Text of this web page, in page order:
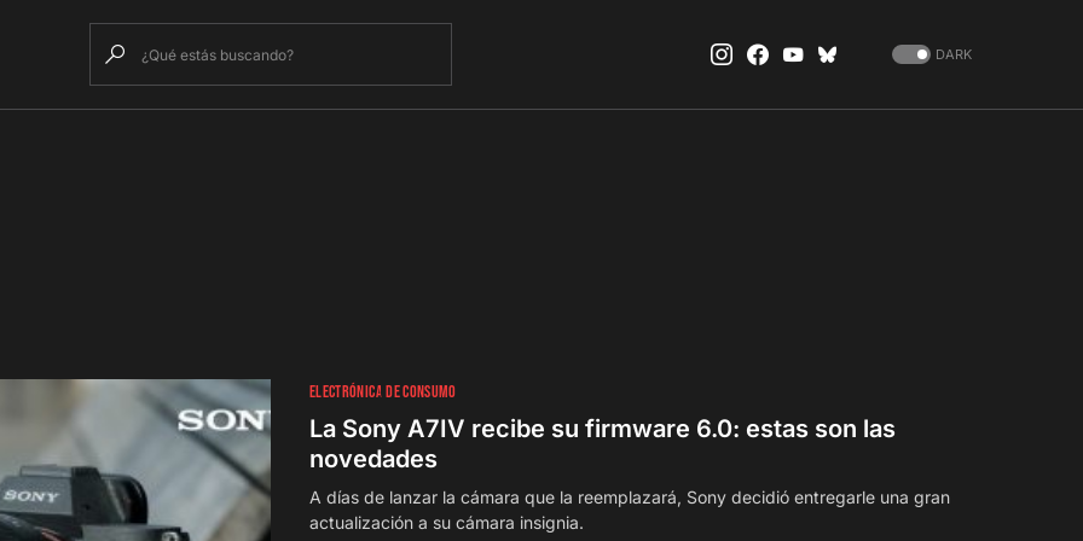
DARK
ELECTRÓNICA DE CONSUMO
La Sony A7IV recibe su firmware 6.0: estas son las
novedades
A días de lanzar la cámara que la reemplazará, Sony decidió entregarle una gran
actualización a su cámara insignia.